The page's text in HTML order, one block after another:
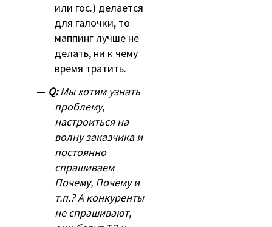
или гос.) делается
для галочки, то
маппинг лучше не
делать, ни к чему
время тратить.
Q:Мы хотим узнать
проблему,
настроиться на
волну заказчика и
постоянно
спрашиваем
Почему, Почему и
т.п.? А конкуренты
не спрашивают,